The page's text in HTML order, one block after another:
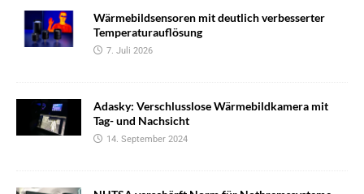
Wärmebildsensoren mit deutlich verbesserter
Temperaturauflösung
7. Juli 2026
Adasky: Verschlusslose Wärmebildkamera mit
Tag- und Nachsicht
14. September 2024